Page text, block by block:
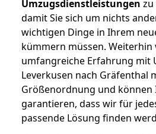
Umzugsdienstleistungen zu
damit Sie sich um nichts
wichtigen Dinge in Ihrem
kümmern müssen.
umfangreiche Erfahrung mit
Leverkusen nach Gräfenthal
Größenordnung und können
garantieren, dass wir für
passende Lösung finden